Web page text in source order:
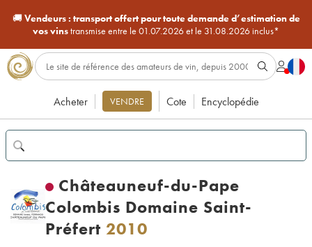
🚚Vendeurs : transport offert pour toute demande d’estimation de
vos vinstransmise entre le 01.07.2026 et le 31.08.2026 inclus*
Acheter VENDRE Cote Encyclopédie
Châteauneuf-du-Pape
Colombis Domaine Saint-
Préfert 2010